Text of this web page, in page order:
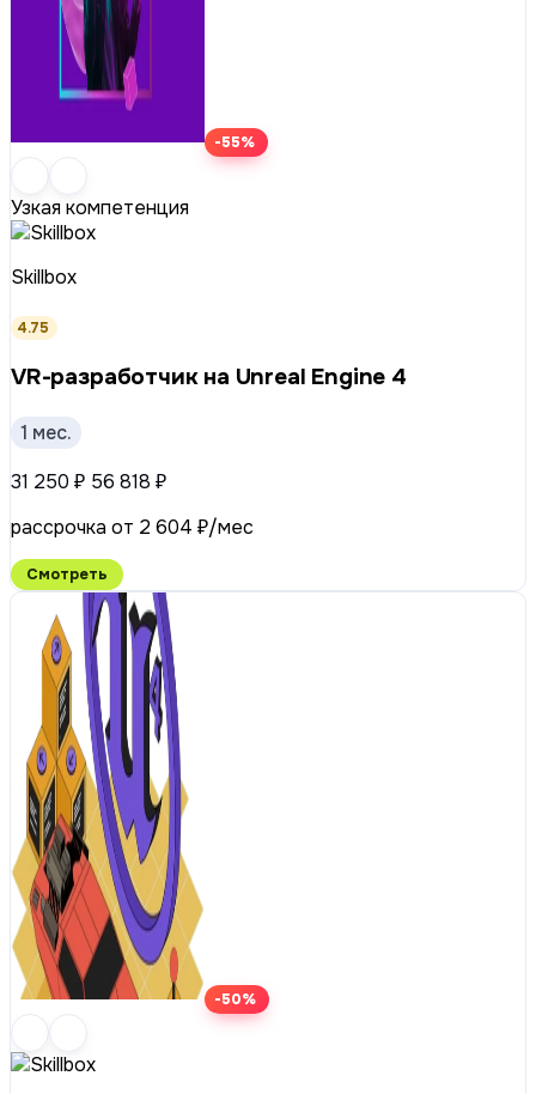
-55%
Узкая компетенция
Skillbox
4.75
VR-разработчик на Unreal Engine 4
1 мес.
31 250 ₽ 56 818 ₽
рассрочка от 2 604 ₽/мес
Смотреть
-50%